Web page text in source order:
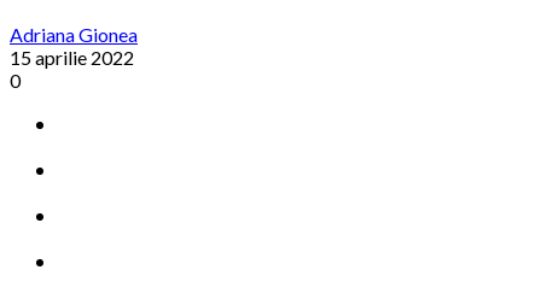
Adriana Gionea
15 aprilie 2022
0